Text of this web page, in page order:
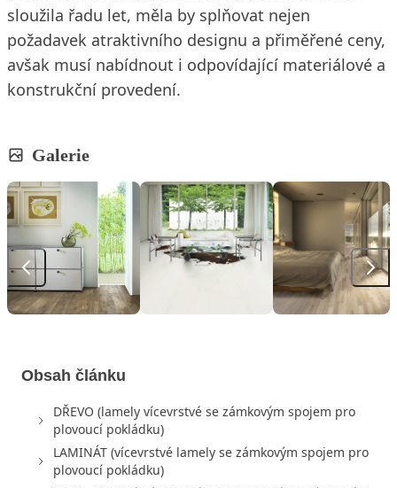
sloužila řadu let, měla by splňovat nejen
požadavek atraktivního designu a přiměřené ceny,
avšak musí nabídnout i odpovídající materiálové a
konstrukční provedení.
Galerie
Obsah článku
DŘEVO (lamely vícevrstvé se zámkovým spojem pro
plovoucí pokládku)
LAMINÁT (vícevrstvé lamely se zámkovým spojem pro
plovoucí pokládku)